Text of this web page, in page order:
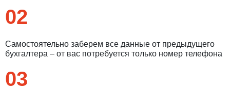
02
Самостоятельно заберем все данные от предыдущего
бухгалтера – от вас потребуется только номер телефона
03